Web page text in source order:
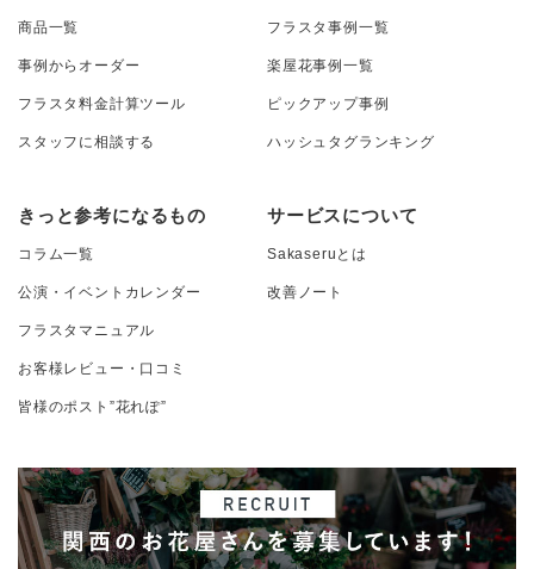
商品一覧
事例からオーダー
フラスタ料金計算ツール
スタッフに相談する
フラスタ事例一覧
楽屋花事例一覧
ピックアップ事例
ハッシュタグランキング
きっと参考になるもの
コラム一覧
公演・イベントカレンダー
フラスタマニュアル
お客様レビュー・口コミ
皆様のポスト”花れぽ”
サービスについて
Sakaseruとは
改善ノート